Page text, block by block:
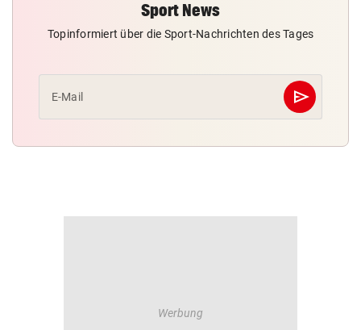
Sport News
Topinformiert über die Sport-Nachrichten des Tages
E-Mail send
Abschicken